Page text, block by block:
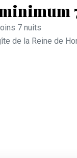
7 nuits
de la Reine de